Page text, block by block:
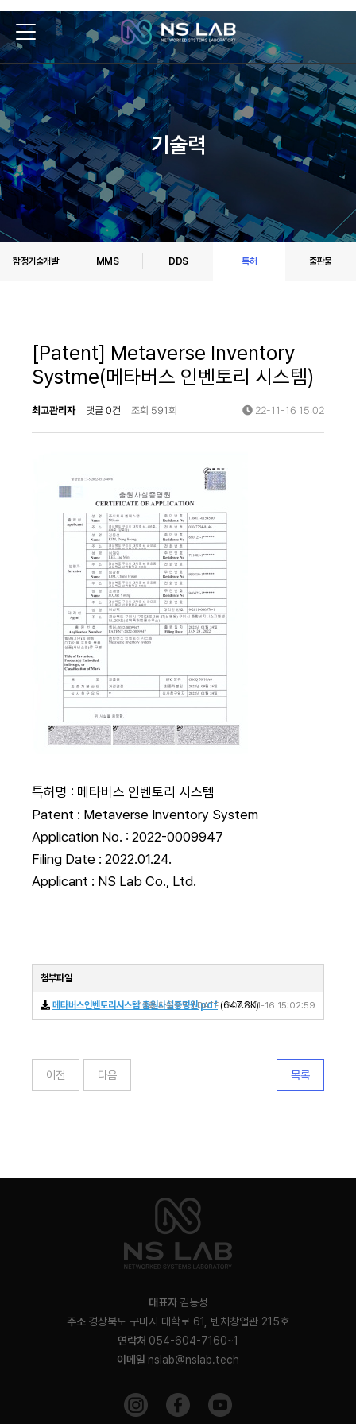
기술력
함정기술개발 MMS DDS 특허 출판물
[Patent] Metaverse Inventory
Systme(메타버스 인벤토리 시스템)
최고관리자 댓글 0건 조회 591회 22-11-16 15:02
특허명 : 메타버스 인벤토리 시스템
Patent : Metaverse Inventory System
Application No. : 2022-0009947
Filing Date : 2022.01.24.
Applicant : NS Lab Co., Ltd.
첨부파일
메타버스인벤토리시스템 출원사실증명원.pdf(647.8K)
13회 다운로드 | DATE : 2022-11-16 15:02:59
이전 다음 목록
대표자 김동성
주소 경상북도 구미시 대학로 61, 벤처창업관 215호
연락처 054-604-7160~1
이메일 nslab@nslab.tech